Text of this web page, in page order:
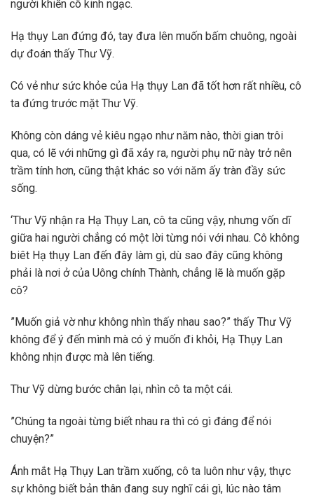
người khiến cô kinh ngạc.
Hạ thụy Lan đứng đó, tay đưa lên muốn bấm chuông, ngoài
dự đoán thấy Thư Vỹ.
Có vẻ như sức khỏe của Hạ thụy Lan đã tốt hơn rất nhiều, cô
ta đứng trước mặt Thư Vỹ.
Không còn dáng vẻ kiêu ngạo như năm nào, thời gian trôi
qua, có lẽ với những gì đã xảy ra, người phụ nữ này trở nên
trầm tính hơn, cũng thật khác so với năm ấy tràn đầy sức
sống.
‘Thư Vỹ nhận ra Hạ Thụy Lan, cô ta cũng vậy, nhưng vốn dĩ
giữa hai người chẳng có một lời từng nói với nhau. Cô không
biêt Hạ thụy Lan đến đây làm gì, dù sao đây cũng không
phải là nơi ở của Uông chính Thành, chẳng lẽ là muốn gặp
cô?
”Muốn giả vờ như không nhìn thấy nhau sao?” thấy Thư Vỹ
không để ý đến mình mà có ý muốn đi khỏi, Hạ Thụy Lan
không nhịn được mà lên tiếng.
Thư Vỹ dừng bước chân lại, nhìn cô ta một cái.
”Chúng ta ngoài từng biết nhau ra thì có gì đáng để nói
chuyện?”
Ánh mắt Hạ Thụy Lan trầm xuống, cô ta luôn như vậy, thực
sự không biết bản thân đang suy nghĩ cái gì, lúc nào tâm